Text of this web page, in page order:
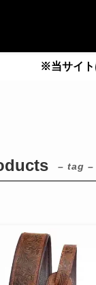
※当サイト
– tag –